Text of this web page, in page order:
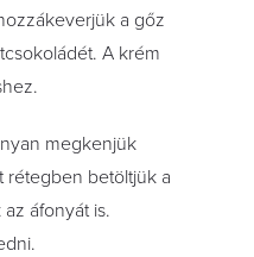
a gőz
A krém
megkenjük
rétegben betöltjük a
áfonyát is.